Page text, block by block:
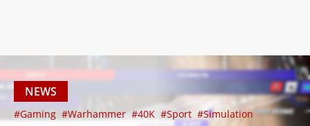
NEWS
#Gaming #Warhammer #40K #Sport #Simulation